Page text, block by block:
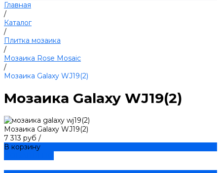
Главная
/
Каталог
/
Плитка мозаика
/
Мозаика Rose Mosaic
/
Мозаика Galaxy WJ19(2)
Мозаика Galaxy WJ19(2)
Мозаика Galaxy WJ19(2)
7 313 руб /
В корзину